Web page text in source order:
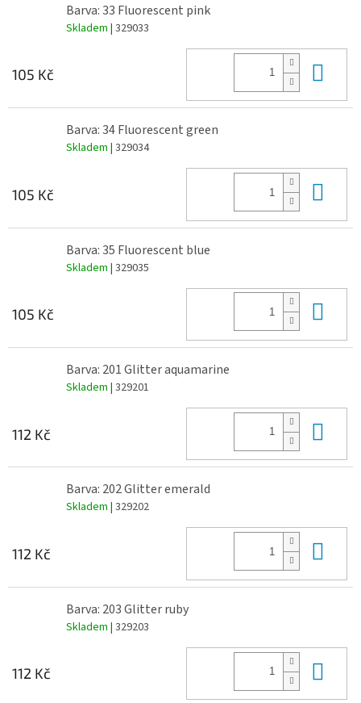
Barva: 33 Fluorescent pink
Skladem | 329033
105 Kč
Barva: 34 Fluorescent green
Skladem | 329034
105 Kč
Barva: 35 Fluorescent blue
Skladem | 329035
105 Kč
Barva: 201 Glitter aquamarine
Skladem | 329201
112 Kč
Barva: 202 Glitter emerald
Skladem | 329202
112 Kč
Barva: 203 Glitter ruby
Skladem | 329203
112 Kč